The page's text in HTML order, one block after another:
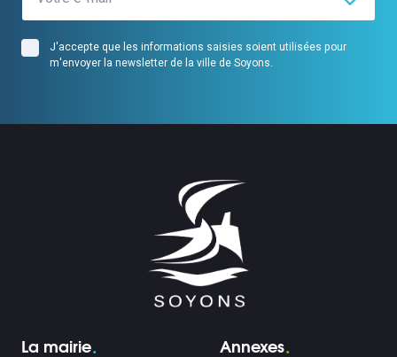
J'accepte que les informations saisies soient utilisées pour
m'envoyer la newsletter de la ville de Soyons.
La mairie Annexes